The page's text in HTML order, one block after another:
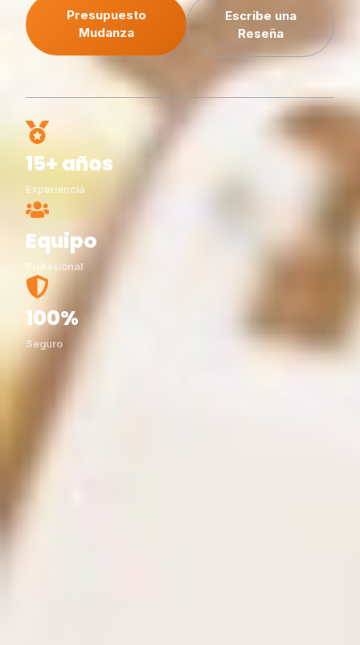
Presupuesto
Mudanza
Escribe una
Reseña
15+ años
Experiencia
Equipo
Profesional
100%
Seguro